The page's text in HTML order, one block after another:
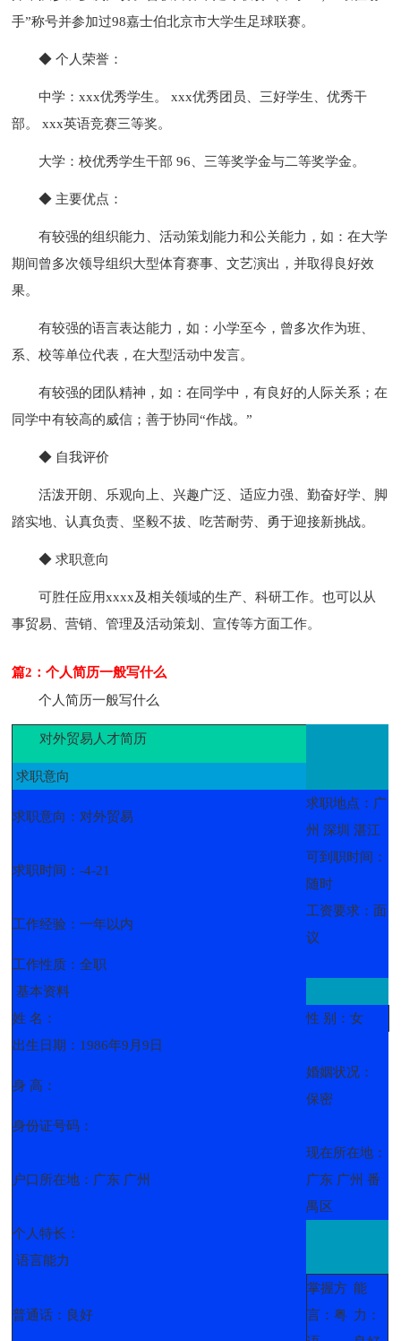
手”称号并参加过98嘉士伯北京市大学生足球联赛。
◆ 个人荣誉：
中学：xxx优秀学生。 xxx优秀团员、三好学生、优秀干
部。 xxx英语竞赛三等奖。
大学：校优秀学生干部 96、三等奖学金与二等奖学金。
◆ 主要优点：
有较强的组织能力、活动策划能力和公关能力，如：在大学
期间曾多次领导组织大型体育赛事、文艺演出，并取得良好效
果。
有较强的语言表达能力，如：小学至今，曾多次作为班、
系、校等单位代表，在大型活动中发言。
有较强的团队精神，如：在同学中，有良好的人际关系；在
同学中有较高的威信；善于协同“作战。”
◆ 自我评价
活泼开朗、乐观向上、兴趣广泛、适应力强、勤奋好学、脚
踏实地、认真负责、坚毅不拔、吃苦耐劳、勇于迎接新挑战。
◆ 求职意向
可胜任应用xxxx及相关领域的生产、科研工作。也可以从
事贸易、营销、管理及活动策划、宣传等方面工作。
篇2：个人简历一般写什么
个人简历一般写什么
对外贸易人才简历
求职意向
求职意向：对外贸易
求职地点：广
州 深圳 湛江
求职时间：-4-21
可到职时间：
随时
工作经验：一年以内
工资要求：面
议
工作性质：全职
基本资料
姓 名：
性 别：女
出生日期：1986年9月9日
身 高：
婚姻状况：
保密
身份证号码：
户口所在地：广东 广州
现在所在地：
广东 广州 番
禺区
个人特长：
语言能力
普通话：良好
掌握方
言：粤
能
力：